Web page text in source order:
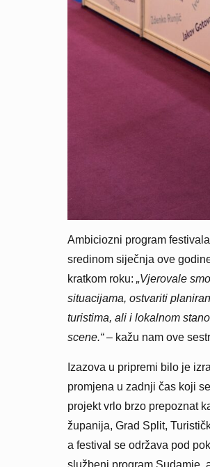
Ambiciozni program
sredinom siječnja ove
kratkom roku: „Vjerovale
situacijama, ostvariti
turistima, ali i lokalnom
scene.“– kažu nam ove
Izazova u pripremi bilo je
promjena u zadnji čas koji
projekt vrlo brzo prepoznat
županija, Grad Split,
a festival se održava pod
službeni program Sudamje,